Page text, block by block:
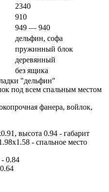
2340
910
949 — 940
дельфин, софа
пружинный блок
деревянный
без ящика
"дельфин"
под всем спальным местом
фанера, войлок,
высота 0.94 - габарит
- спальное место
- 0.84